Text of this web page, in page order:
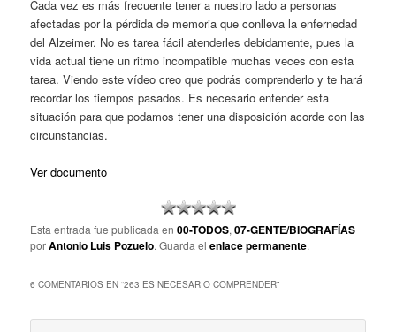
Cada vez es más frecuente tener a nuestro lado a personas
afectadas por la pérdida de memoria que conlleva la enfernedad
del Alzeimer. No es tarea fácil atenderles debidamente, pues la
vida actual tiene un ritmo incompatible muchas veces con esta
tarea. Viendo este vídeo creo que podrás comprenderlo y te hará
recordar los tiempos pasados. Es necesario entender esta
situación para que podamos tener una disposición acorde con las
circunstancias.
Ver documento
Esta entrada fue publicada en00-TODOS,07-GENTE/BIOGRAFÍAS
porAntonio Luis Pozuelo. Guarda elenlace permanente.
6 COMENTARIOS EN “263 ES NECESARIO COMPRENDER”